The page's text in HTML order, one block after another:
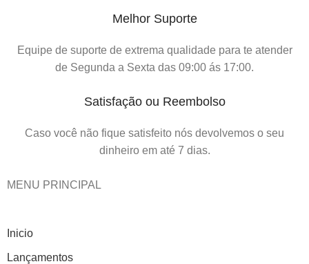
Melhor Suporte
Equipe de suporte de extrema qualidade para te atender
de Segunda a Sexta das 09:00 ás 17:00.
Satisfação ou Reembolso
Caso você não fique satisfeito nós devolvemos o seu
dinheiro em até 7 dias.
MENU PRINCIPAL
Inicio
Lançamentos